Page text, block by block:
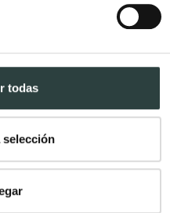
todas
selección
muebles de baño
tienes dudas sobre el
inspirar por nosotros y